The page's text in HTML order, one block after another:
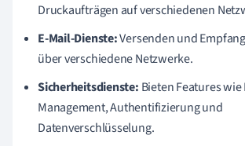
Druckaufträgen auf verschiedenen
E-Mail-Dienste:Versenden und
über verschiedene Netzwerke.
Sicherheitsdienste: Bieten Features
Management, Authentifizierung und
Datenverschlüsselung.